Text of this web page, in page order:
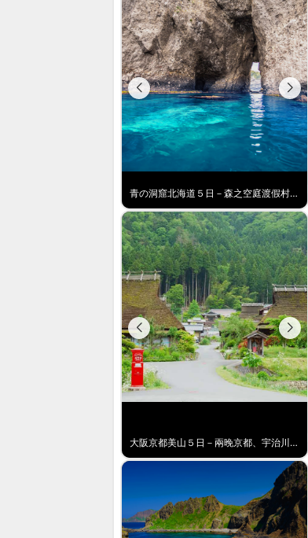
初戀北海道５日－獨家洞爺直升機、企鵝遊行、天狗山纜車、函館百萬星空夜景、海膽、北方馬公園、海鮮和牛螃蟹吃到飽
輕旅關西‧和服體驗５日～京都、大阪、奈良～浪漫嵐山渡月橋+超人氣奈良梅花鹿公園